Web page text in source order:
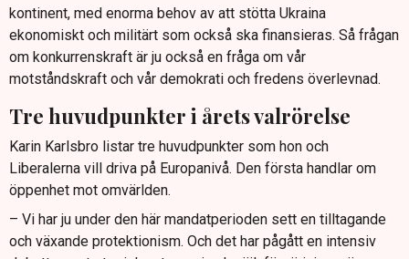
kontinent, med enorma behov av att stötta Ukraina
ekonomiskt och militärt som också ska finansieras. Så frågan
om konkurrenskraft är ju också en fråga om vår
motståndskraft och vår demokrati och fredens överlevnad.
Tre huvudpunkter i årets valrörelse
Karin Karlsbro listar tre huvudpunkter som hon och
Liberalerna vill driva på Europanivå. Den första handlar om
öppenhet mot omvärlden.
– Vi har ju under den här mandatperioden sett en tilltagande
och växande protektionism. Och det har pågått en intensiv